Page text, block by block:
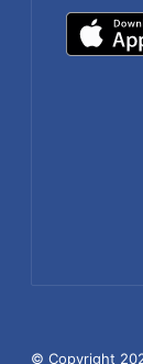
© Copyright